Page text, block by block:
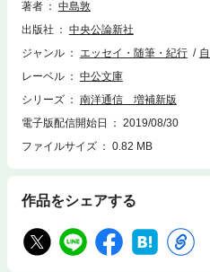
著者
中島敦
出版社
中央公論新社
ジャンル
エッセイ・随筆・紀行
レーベル
中公文庫
シリーズ
南洋通信 増補新版
電子版配信開始日
2019/08/30
ファイルサイズ
0.82 MB
作品をシェアする